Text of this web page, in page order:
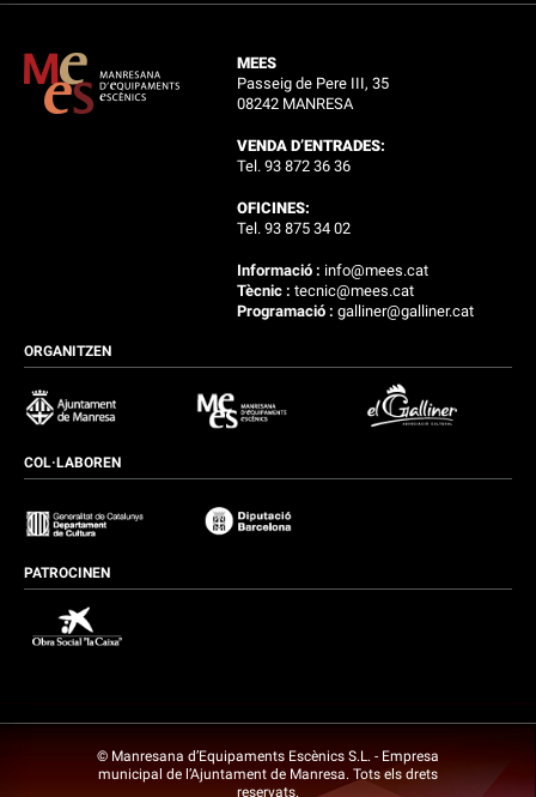
MEES
Passeig de Pere III, 35
08242 MANRESA
VENDA D’ENTRADES:
Tel. 93 872 36 36
OFICINES:
Tel. 93 875 34 02
Informació : info@mees.cat
Tècnic :tecnic@mees.cat
Programació :galliner@galliner.cat
ORGANITZEN
COL·LABOREN
PATROCINEN
© Manresana d’Equipaments Escènics S.L. - Empresa
municipal de l’Ajuntament de Manresa. Tots els drets
reservats.